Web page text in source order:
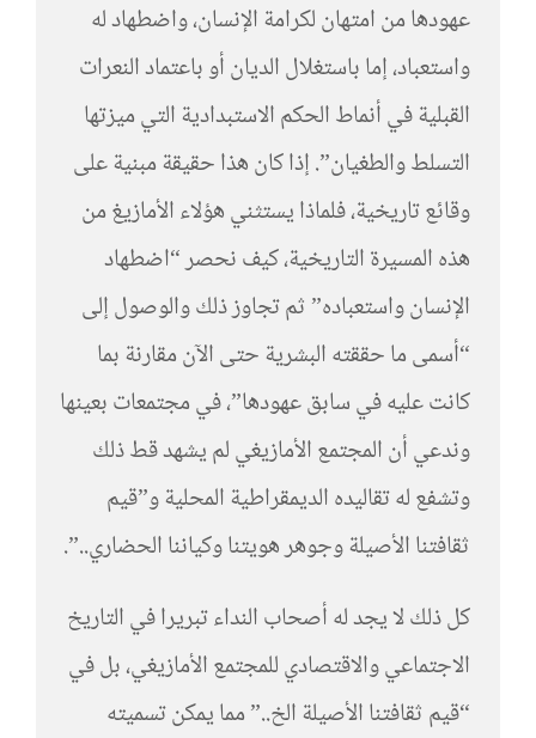
عهودها من امتهان لكرامة الإنسان، واضطهاد له
واستعباد، إما باستغلال الديان أو باعتماد النعرات
القبلية في أنماط الحكم الاستبدادية التي ميزتها
التسلط والطغيان”. إذا كان هذا حقيقة مبنية على
وقائع تاريخية، فلماذا يستثني هؤلاء الأمازيغ من
هذه المسيرة التاريخية، كيف نحصر “اضطهاد
الإنسان واستعباده” ثم تجاوز ذلك والوصول إلى
“أسمى ما حققته البشرية حتى الآن مقارنة بما
كانت عليه في سابق عهودها”، في مجتمعات بعينها
وندعي أن المجتمع الأمازيغي لم يشهد قط ذلك
وتشفع له تقاليده الديمقراطية المحلية و”قيم
ثقافتنا الأصيلة وجوهر هويتنا وكياننا الحضاري..”.
كل ذلك لا يجد له أصحاب النداء تبريرا في التاريخ
الاجتماعي والاقتصادي للمجتمع الأمازيغي، بل في
“قيم ثقافتنا الأصيلة الخ..” مما يمكن تسميته